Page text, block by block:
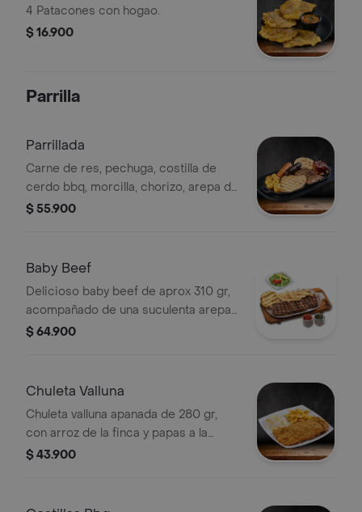
4 Patacones con hogao.
$ 16.900
Parrilla
Parrillada
Carne de res, pechuga, costilla de
cerdo bbq, morcilla, chorizo, arepa de
queso, papa criolla, guacamole.
$ 55.900
Baby Beef
Delicioso baby beef de aprox 310 gr,
acompañado de una suculenta arepa
recién hecha, papas francesa, y
$ 64.900
Chuleta Valluna
Chuleta valluna apanada de 280 gr,
con arroz de la finca y papas a la
francesa
$ 43.900